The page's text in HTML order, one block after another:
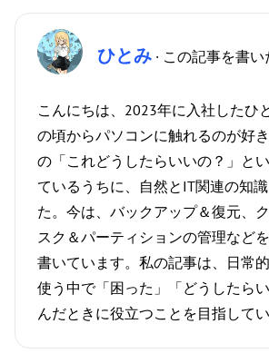
ひとみ · この記事を書い
こんにちは、2023年に入社したひ
の頃からパソコンに触れるのが好
の「これどうしたらいいの？」と
ているうちに、自然とIT関連の知
た。今は、バックアップ＆復元、
スク＆パーティションの管理など
書いています。私の記事は、日常
使う中で「困った」「どうしたら
んだときに役立つことを目指してい